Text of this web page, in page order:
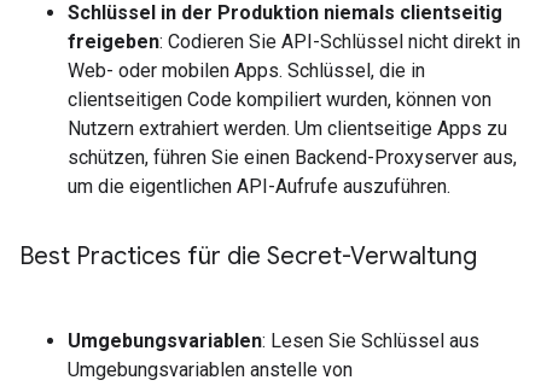
Schlüssel in der Produktion niemals clientseitig
freigeben: Codieren Sie API-Schlüssel nicht direkt in
Web- oder mobilen Apps. Schlüssel, die in
clientseitigen Code kompiliert wurden, können von
Nutzern extrahiert werden. Um clientseitige Apps zu
schützen, führen Sie einen Backend-Proxyserver aus,
um die eigentlichen API-Aufrufe auszuführen.
Best Practices für die Secret-Verwaltung
Umgebungsvariablen: Lesen Sie Schlüssel aus
Umgebungsvariablen anstelle von